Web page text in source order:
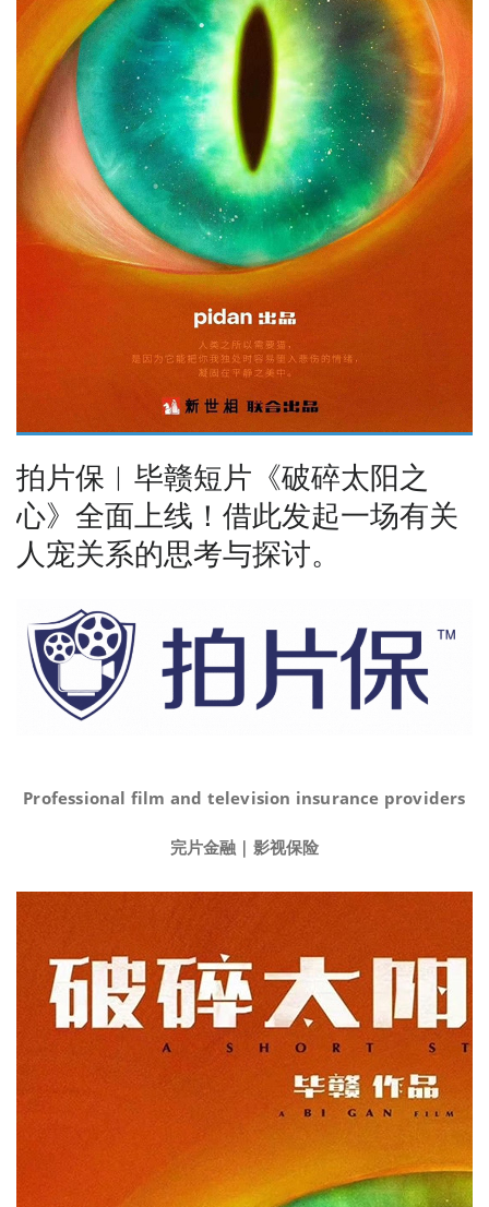
拍片保︱毕赣短片《破碎太阳之
心》全面上线！借此发起一场有关
人宠关系的思考与探讨。
Professional film and television insurance providers
完片金融｜影视保险